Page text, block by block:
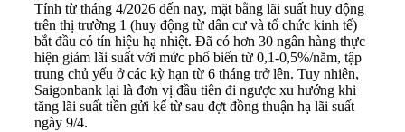
Tính từ tháng 4/2026 đến nay, mặt bằng lãi suất huy động
trên thị trường 1 (huy động từ dân cư và tổ chức kinh tế)
bắt đầu có tín hiệu hạ nhiệt. Đã có hơn 30 ngân hàng thực
hiện giảm lãi suất với mức phổ biến từ 0,1-0,5%/năm, tập
trung chủ yếu ở các kỳ hạn từ 6 tháng trở lên. Tuy nhiên,
Saigonbank lại là đơn vị đầu tiên đi ngược xu hướng khi
tăng lãi suất tiền gửi kể từ sau đợt đồng thuận hạ lãi suất
ngày 9/4.